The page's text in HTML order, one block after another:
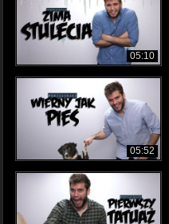
05:10
05:52